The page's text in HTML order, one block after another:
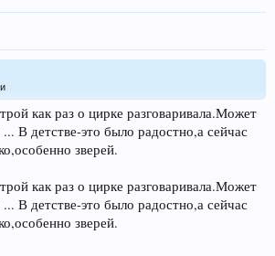
как раз о цирке разговаривала.Может
... В детстве-это было радостно,а сейчас
зверей.
как раз о цирке разговаривала.Может
... В детстве-это было радостно,а сейчас
зверей.